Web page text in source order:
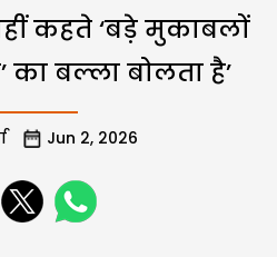
कहते ‘बड़े मुकाबलों
का बल्ला बोलता है’
Jun 2, 2026